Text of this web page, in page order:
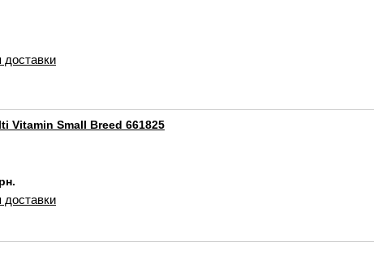
доставки
Vitamin Small Breed 661825
доставки